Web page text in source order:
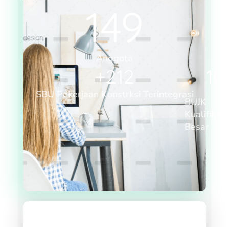
Anggota
149
SBU Pekerjaan Konstrksi Terintegrasi
+212
BUJK
Kualifikasi
Besar